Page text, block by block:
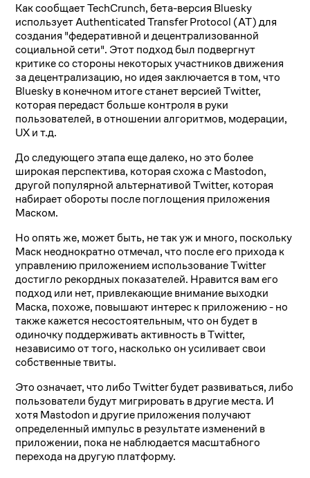
Как сообщает TechCrunch, бета-версия Bluesky
использует Authenticated Transfer Protocol (AT) для
создания "федеративной и децентрализованной
социальной сети". Этот подход был подвергнут
критике со стороны некоторых участников движения
за децентрализацию, но идея заключается в том, что
Bluesky в конечном итоге станет версией Twitter,
которая передаст больше контроля в руки
пользователей, в отношении алгоритмов, модерации,
UX и т.д.
До следующего этапа еще далеко, но это более
широкая перспектива, которая схожа с Mastodon,
другой популярной альтернативой Twitter, которая
набирает обороты после поглощения приложения
Маском.
Но опять же, может быть, не так уж и много, поскольку
Маск неоднократно отмечал, что после его прихода к
управлению приложением использование Twitter
достигло рекордных показателей. Нравится вам его
подход или нет, привлекающие внимание выходки
Маска, похоже, повышают интерес к приложению - но
также кажется несостоятельным, что он будет в
одиночку поддерживать активность в Twitter,
независимо от того, насколько он усиливает свои
собственные твиты.
Это означает, что либо Twitter будет развиваться, либо
пользователи будут мигрировать в другие места. И
хотя Mastodon и другие приложения получают
определенный импульс в результате изменений в
приложении, пока не наблюдается масштабного
перехода на другую платформу.